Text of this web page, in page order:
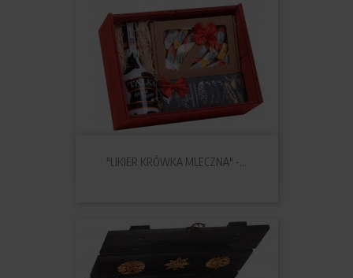
"LIKIER KRÓWKA MLECZNA" -...